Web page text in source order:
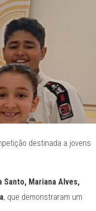
destinada a jovens
Santo, Mariana Alves,
, que demonstraram um